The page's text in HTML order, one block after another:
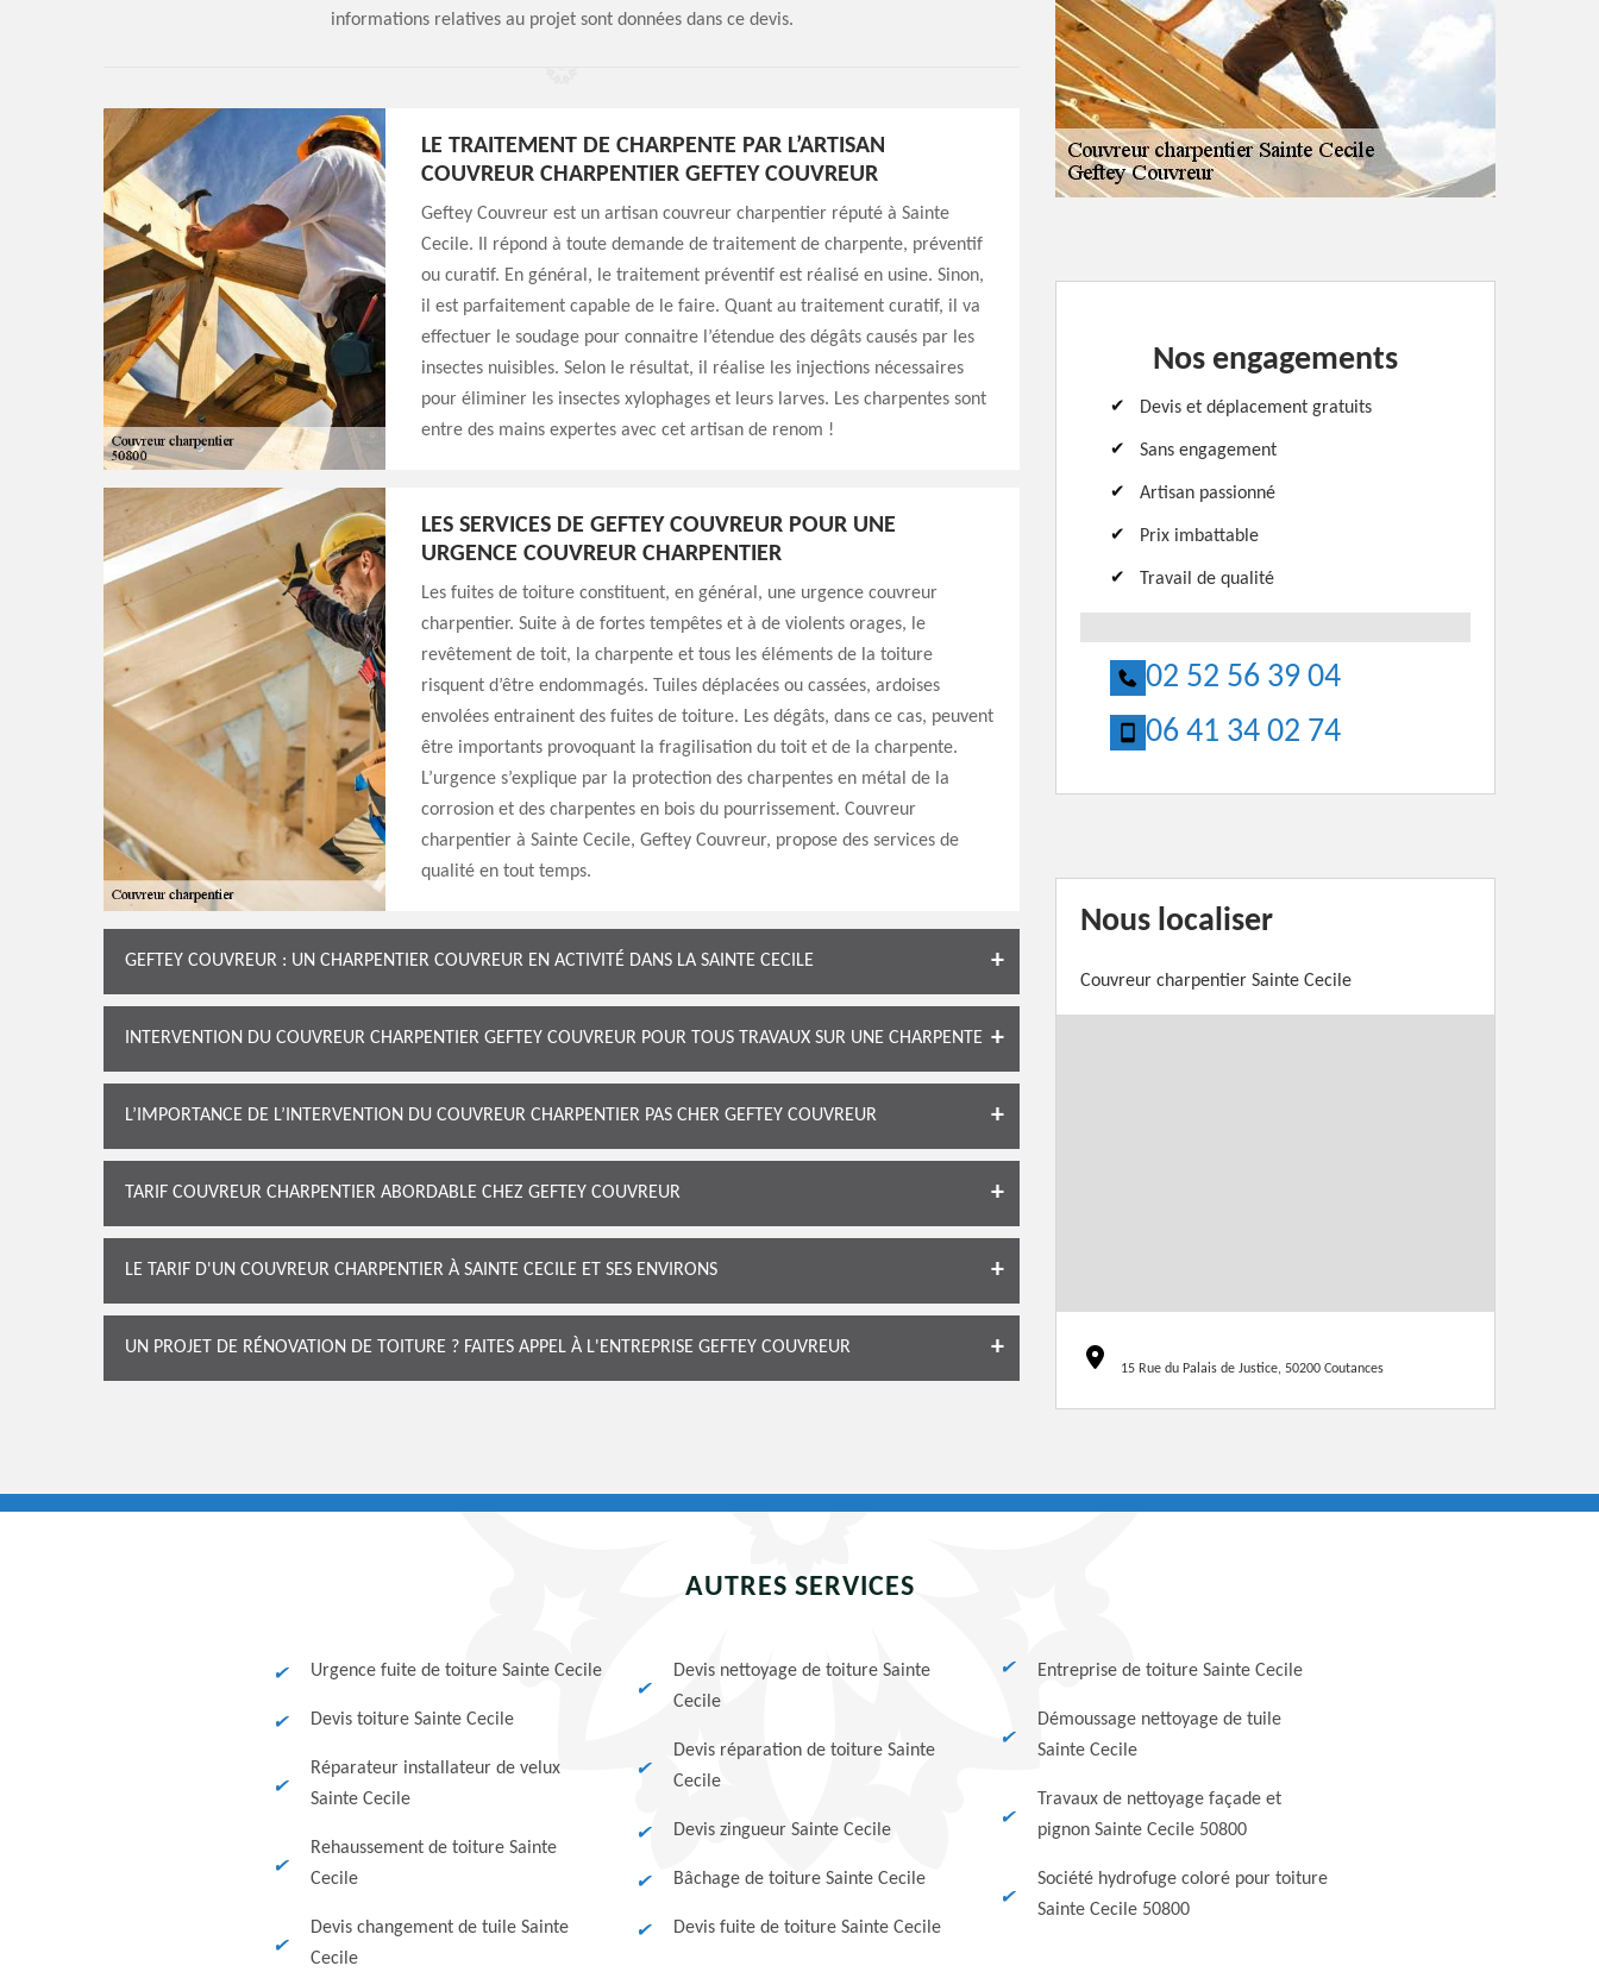
informations relatives au projet sont données dans ce devis.
LE TRAITEMENT DE CHARPENTE PAR L’ARTISAN
COUVREUR CHARPENTIER GEFTEY COUVREUR
Geftey Couvreur est un artisan couvreur charpentier réputé à Sainte
Cecile. Il répond à toute demande de traitement de charpente, préventif
ou curatif. En général, le traitement préventif est réalisé en usine. Sinon,
il est parfaitement capable de le faire. Quant au traitement curatif, il va
effectuer le soudage pour connaitre l’étendue des dégâts causés par les
insectes nuisibles. Selon le résultat, il réalise les injections nécessaires
pour éliminer les insectes xylophages et leurs larves. Les charpentes sont
entre des mains expertes avec cet artisan de renom !
LES SERVICES DE GEFTEY COUVREUR POUR UNE
URGENCE COUVREUR CHARPENTIER
Les fuites de toiture constituent, en général, une urgence couvreur
charpentier. Suite à de fortes tempêtes et à de violents orages, le
revêtement de toit, la charpente et tous les éléments de la toiture
risquent d’être endommagés. Tuiles déplacées ou cassées, ardoises
envolées entrainent des fuites de toiture. Les dégâts, dans ce cas, peuvent
être importants provoquant la fragilisation du toit et de la charpente.
L’urgence s’explique par la protection des charpentes en métal de la
corrosion et des charpentes en bois du pourrissement. Couvreur
charpentier à Sainte Cecile, Geftey Couvreur, propose des services de
qualité en tout temps.
GEFTEY COUVREUR : UN CHARPENTIER COUVREUR EN ACTIVITÉ DANS LA SAINTE CECILE
INTERVENTION DU COUVREUR CHARPENTIER GEFTEY COUVREUR POUR TOUS TRAVAUX SUR UNE CHARPENTE
L’IMPORTANCE DE L’INTERVENTION DU COUVREUR CHARPENTIER PAS CHER GEFTEY COUVREUR
TARIF COUVREUR CHARPENTIER ABORDABLE CHEZ GEFTEY COUVREUR
LE TARIF D'UN COUVREUR CHARPENTIER À SAINTE CECILE ET SES ENVIRONS
UN PROJET DE RÉNOVATION DE TOITURE ? FAITES APPEL À L'ENTREPRISE GEFTEY COUVREUR
Nos engagements
Devis et déplacement gratuits
Sans engagement
Artisan passionné
Prix imbattable
Travail de qualité
02 52 56 39 04
06 41 34 02 74
Nous localiser
Couvreur charpentier Sainte Cecile
15 Rue du Palais de Justice, 50200 Coutances
AUTRES SERVICES
Urgence fuite de toiture Sainte Cecile
Devis toiture Sainte Cecile
Réparateur installateur de velux
Sainte Cecile
Rehaussement de toiture Sainte
Cecile
Devis changement de tuile Sainte
Cecile
Devis nettoyage de toiture Sainte
Cecile
Devis réparation de toiture Sainte
Cecile
Devis zingueur Sainte Cecile
Bâchage de toiture Sainte Cecile
Devis fuite de toiture Sainte Cecile
Entreprise de toiture Sainte Cecile
Démoussage nettoyage de tuile
Sainte Cecile
Travaux de nettoyage façade et
pignon Sainte Cecile 50800
Société hydrofuge coloré pour toiture
Sainte Cecile 50800